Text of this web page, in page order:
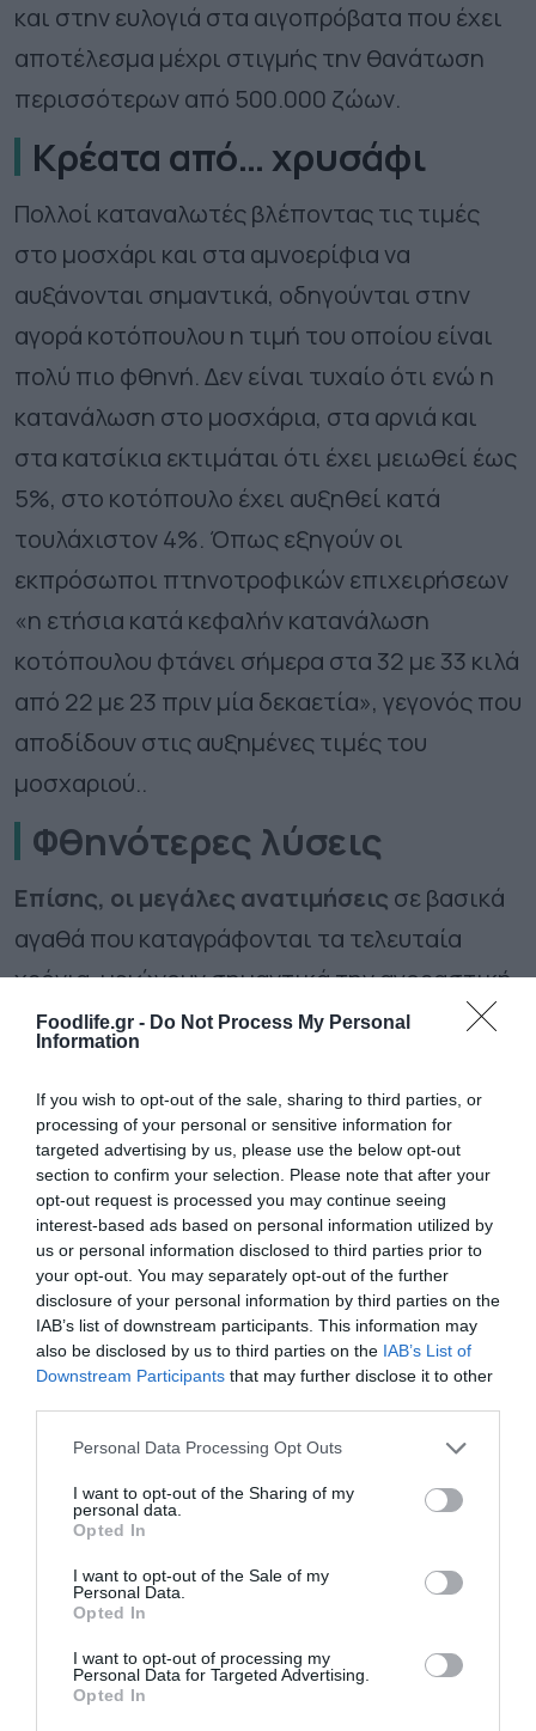
Foodlife.gr - Do Not Process My Personal
Information
If you wish to opt-out of the sale, sharing to third parties, or
processing of your personal or sensitive information for
targeted advertising by us, please use the below opt-out
section to confirm your selection. Please note that after your
opt-out request is processed you may continue seeing
interest-based ads based on personal information utilized by
us or personal information disclosed to third parties prior to
your opt-out. You may separately opt-out of the further
disclosure of your personal information by third parties on the
IAB’s list of downstream participants. This information may
also be disclosed by us to third parties on the IAB’s List of
Downstream Participants that may further disclose it to other
Please note that this website/app uses one or more Google
not limited to your visit or usage behaviour. You may click to
grant or deny consent to Google and its third-party tags to
use your data for below specified purposes in below Google
consent section.
Personal Data Processing Opt Outs
I want to opt-out of the Sharing of my
personal data.
Opted In
I want to opt-out of the Sale of my
Personal Data.
Opted In
I want to opt-out of processing my
Personal Data for Targeted Advertising.
Opted In
και στην ευλογιά στα αιγοπρόβατα που έχει
αποτέλεσμα μέχρι στιγμής την θανάτωση
περισσότερων από 500.000 ζώων.
Κρέατα από… χρυσάφι
Πολλοί καταναλωτές βλέποντας τις τιμές
στο μοσχάρι και στα αμνοερίφια να
αυξάνονται σημαντικά, οδηγούνται στην
αγορά κοτόπουλου η τιμή του οποίου είναι
πολύ πιο φθηνή. Δεν είναι τυχαίο ότι ενώ η
κατανάλωση στο μοσχάρια, στα αρνιά και
στα κατσίκια εκτιμάται ότι έχει μειωθεί έως
5%, στο κοτόπουλο έχει αυξηθεί κατά
τουλάχιστον 4%. Όπως εξηγούν οι
εκπρόσωποι πτηνοτροφικών επιχειρήσεων
«η ετήσια κατά κεφαλήν κατανάλωση
κοτόπουλου φτάνει σήμερα στα 32 με 33 κιλά
από 22 με 23 πριν μία δεκαετία», γεγονός που
αποδίδουν στις αυξημένες τιμές του
μοσχαριού..
Φθηνότερες λύσεις
Επίσης, οι μεγάλες ανατιμήσεις σε βασικά
αγαθά που καταγράφονται τα τελευταία
χρόνια, μειώνουν σημαντικά την αγοραστική
δύναμη των καταναλωτών, οι οποίοι
σούπερ μάρκετ αλλά και στα προϊόντα
ιδιωτικής ετικέτας που διαθέτουν στα
ράφια τους. Είναι χαρακτηριστικό ότι οι
πωλήσεις στα προϊόντα ιδιωτικής ετικέτας
σπάνε το ένα ρεκόρ μετά το άλλο καθώς είναι
φθηνότερα σε σχέση με τα επώνυμα.
Σύμφωνα με έρευνα του Οικονομικού
Πανεπιστημίου Αθηνώνπου
πραγματοποιήθηκε τον Ιανουάριο σχεδόν 4
στα 10 προϊόντα που αγοράζονται είναι
ιδιωτικής ετικέτας και περιορίζονται στα
απολύτως απαραίτητα προϊόντα, ενώ ο ένας
στους 10 καταναλωτές δηλώνει ότι δεν
μπορεί να αγοράσει ούτε τα στοιχειώδη.
Ακόμη, το 45% δηλώνει ότι περιορίζει την